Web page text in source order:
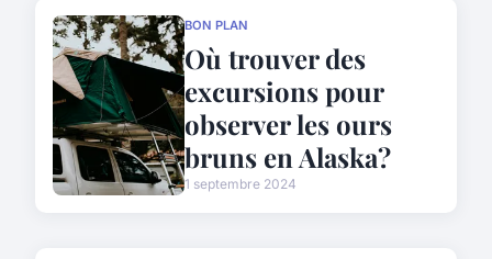
BON PLAN
Où trouver des
excursions pour
observer les ours
bruns en Alaska?
1 septembre 2024